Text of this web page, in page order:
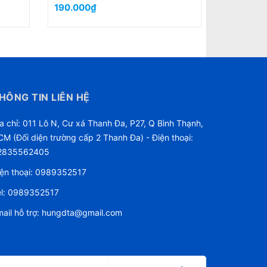
480.000₫
TIN LIÊN HỆ
chỉ: 011 Lô N, Cư xá Thanh Đa, P27, Q Bình Thạnh,
(Đối diện trường cấp 2 Thanh Đa) - Điện thoại:
thoại: 0989352517
0989352517
hỗ trợ: hungdta@gmail.com